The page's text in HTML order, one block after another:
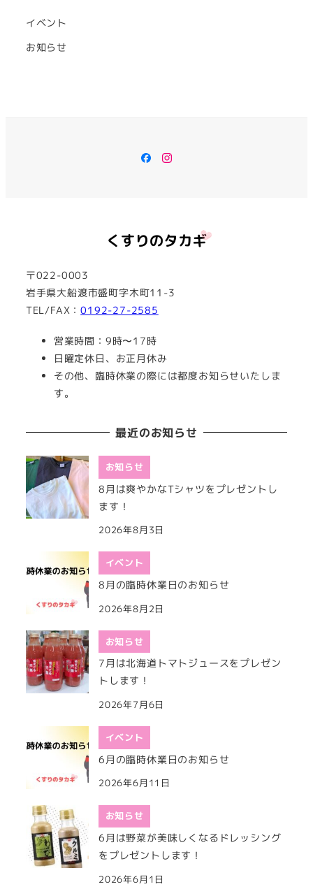
イベント
お知らせ
Facebook
Instagram
〒022-0003
岩手県大船渡市盛町字木町11-3
TEL/FAX：0192-27-2585
営業時間：9時〜17時
日曜定休日、お正月休み
その他、臨時休業の際には都度お知らせいたしま
す。
最近のお知らせ
お知らせ
8月は爽やかなTシャツをプレゼントし
ます！
2026年8月3日
イベント
8月の臨時休業日のお知らせ
2026年8月2日
お知らせ
7月は北海道トマトジュースをプレゼン
トします！
2026年7月6日
イベント
6月の臨時休業日のお知らせ
2026年6月11日
お知らせ
6月は野菜が美味しくなるドレッシング
をプレゼントします！
2026年6月1日